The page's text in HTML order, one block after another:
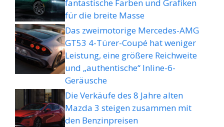
fantastische Farben und Grafiken
für die breite Masse
Das zweimotorige Mercedes-AMG
GT53 4-Türer-Coupé hat weniger
Leistung, eine größere Reichweite
und „authentische“ Inline-6-
Geräusche
Die Verkäufe des 8 Jahre alten
Mazda 3 steigen zusammen mit
den Benzinpreisen